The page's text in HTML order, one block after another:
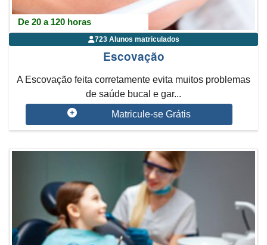
De 20 a 120 horas
723 Alunos matriculados
Escovação
A Escovação feita corretamente evita muitos problemas
de saúde bucal e gar...
Matricule-se Grátis